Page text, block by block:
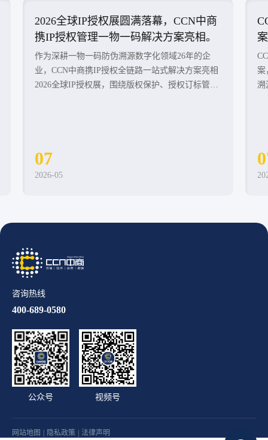
2026全球IP授权展圆满落幕，CCN中商
携IP授权管理一物一码解决方案亮相。
作为深耕一物一码防伪溯源数字化领域26年的企
业，CCN中商携IP授权全链路一站式解决方案亮相
2026全球IP授权展，围绕版权保护、授权订标管
07
2026-05
案
溯
咨询热线
400-689-0580
公众号 视频号
网站地图 隐私政策 法律声明